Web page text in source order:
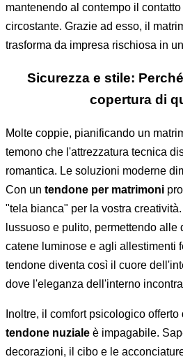
mantenendo al contempo il
circostante. Grazie ad esso, il
trasforma da impresa rischiosa in
Sicurezza e stile:
copertura di
Molte coppie, pianificando un
temono che l'attrezzatura tecnica
romantica. Le soluzioni moderne
Con un tendone per matrimoni
"tela bianca" per la vostra
lussuoso e pulito, permettendo
catene luminose e agli allestimenti
tendone diventa così il cuore
dove l'eleganza dell'interno
Inoltre, il comfort psicologico
tendone nuziale è impagabile.
decorazioni, il cibo e le